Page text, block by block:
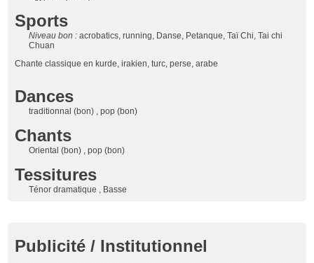
Sports
Niveau bon :acrobatics, running, Danse, Petanque, Taï Chi, Tai chi
Chuan
Chante classique en kurde, irakien, turc, perse, arabe
Dances
traditionnal (bon) , pop (bon)
Chants
Oriental (bon) , pop (bon)
Tessitures
Ténor dramatique , Basse
Publicité / Institutionnel